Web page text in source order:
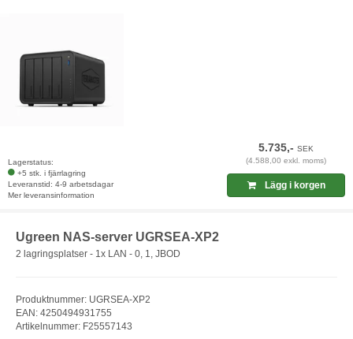
Lagerstatus:
+5 stk. i fjärrlagring
Leveranstid: 4-9 arbetsdagar
Mer leveransinformation
5.735,-SEK
(4.588,00 exkl. moms)
Lägg i korgen
Ugreen NAS-server UGRSEA-XP2
2 lagringsplatser - 1x LAN - 0, 1, JBOD
Produktnummer: UGRSEA-XP2
EAN: 4250494931755
Artikelnummer: F25557143